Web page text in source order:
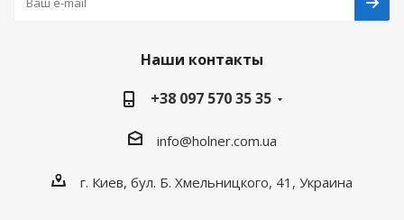
Наши контакты
+38 097 570 35 35
info@holner.com.ua
г. Киев, бул. Б. Хмельницкого, 41, Украина